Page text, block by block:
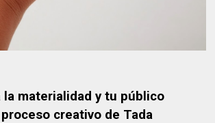
la materialidad y tu público
creativo de Tada